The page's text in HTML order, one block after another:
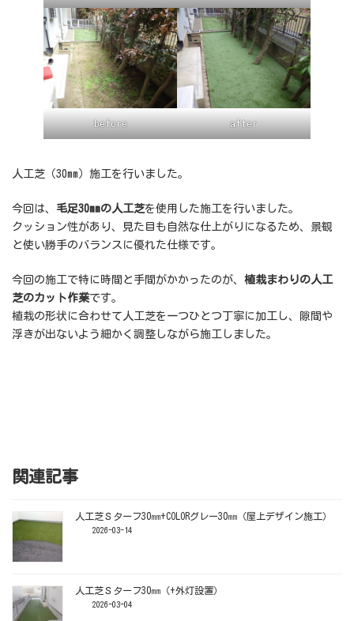
before after
人工芝（30mm）施工を行いました。
今回は、 毛足30mmの人工芝を使用した施工を行いました。
クッション性があり、見た目も自然な仕上がりになるため、景観
と使い勝手のバランスに優れた仕様です。
今回の施工で特に時間と手間がかかったのが、 植栽まわりの人工
芝のカット作業です。
植栽の形状に合わせて人工芝を一つひとつ丁寧に加工し、隙間や
浮きが出ないよう細かく調整しながら施工しました。
関連記事
人工芝Ｓターフ30㎜+COLORグレー30㎜（屋上デザイン施工）
2026-03-14
人工芝Ｓターフ30㎜（+外灯設置）
2026-03-04